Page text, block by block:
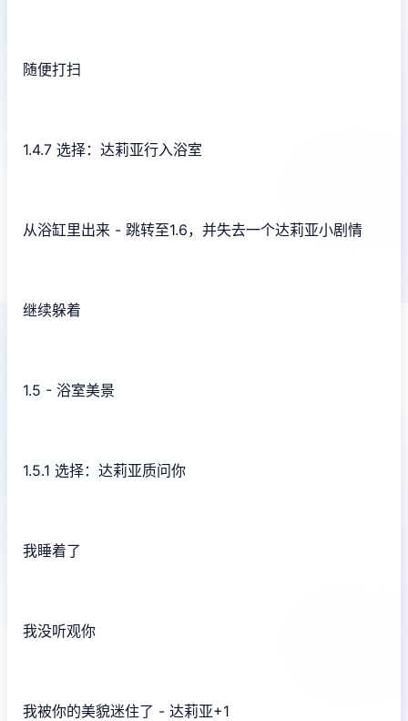
随便打扫
1.4.7 选择：达莉亚行入浴室
从浴缸里出来 - 跳转至1.6，并失去一个达莉亚小剧情
继续躲着
1.5 - 浴室美景
1.5.1 选择：达莉亚质问你
我睡着了
我没听观你
我被你的美貌迷住了 - 达莉亚+1